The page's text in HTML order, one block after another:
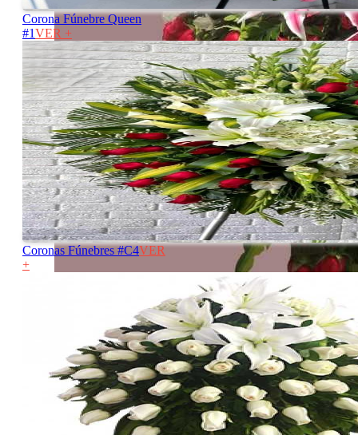
Corona Fúnebre Queen
#1VER +
Coronas Fúnebres #C4VER
+